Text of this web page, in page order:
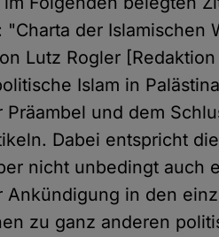
"Charta der Islamischen
Lutz Rogler
Islam in
Präambel und dem
Dabei entspricht
nicht unbedingt auch
Ankündigung in den
zu ganz anderen